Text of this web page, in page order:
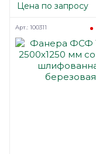
Цена по запросу
Арт.: 100311